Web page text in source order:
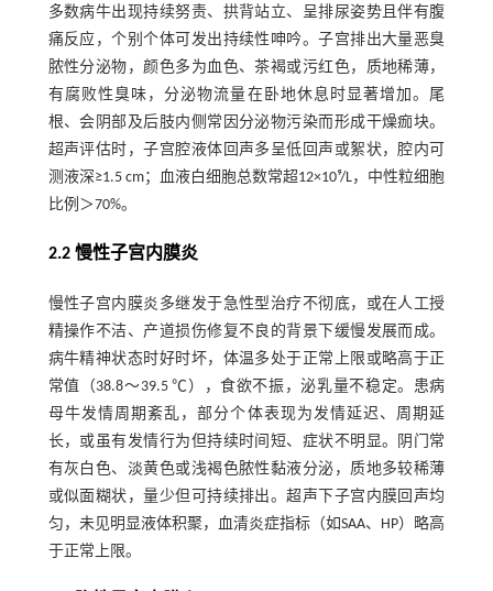
多数病牛出现持续努责、拱背站立、呈排尿姿势且伴有腹
痛反应，个别个体可发出持续性呻吟。子宫排出大量恶臭
脓性分泌物，颜色多为血色、茶褐或污红色，质地稀薄，
有腐败性臭味，分泌物流量在卧地休息时显著增加。尾
根、会阴部及后肢内侧常因分泌物污染而形成干燥痂块。
超声评估时，子宫腔液体回声多呈低回声或絮状，腔内可
测液深≥1.5 cm；血液白细胞总数常超12×10⁹/L，中性粒细胞
比例＞70%。
2.2 慢性子宫内膜炎
慢性子宫内膜炎多继发于急性型治疗不彻底，或在人工授
精操作不洁、产道损伤修复不良的背景下缓慢发展而成。
病牛精神状态时好时坏，体温多处于正常上限或略高于正
常值（38.8～39.5 ℃），食欲不振，泌乳量不稳定。患病
母牛发情周期紊乱，部分个体表现为发情延迟、周期延
长，或虽有发情行为但持续时间短、症状不明显。阴门常
有灰白色、淡黄色或浅褐色脓性黏液分泌，质地多较稀薄
或似面糊状，量少但可持续排出。超声下子宫内膜回声均
匀，未见明显液体积聚，血清炎症指标（如SAA、HP）略高
于正常上限。